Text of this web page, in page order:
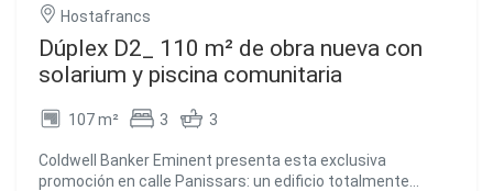
Hostafrancs
Dúplex D2_ 110 m² de obra nueva con
solarium y piscina comunitaria
107 m² 3 3
Coldwell Banker Eminent presenta esta exclusiva
promoción en calle Panissars: un edificio totalmente